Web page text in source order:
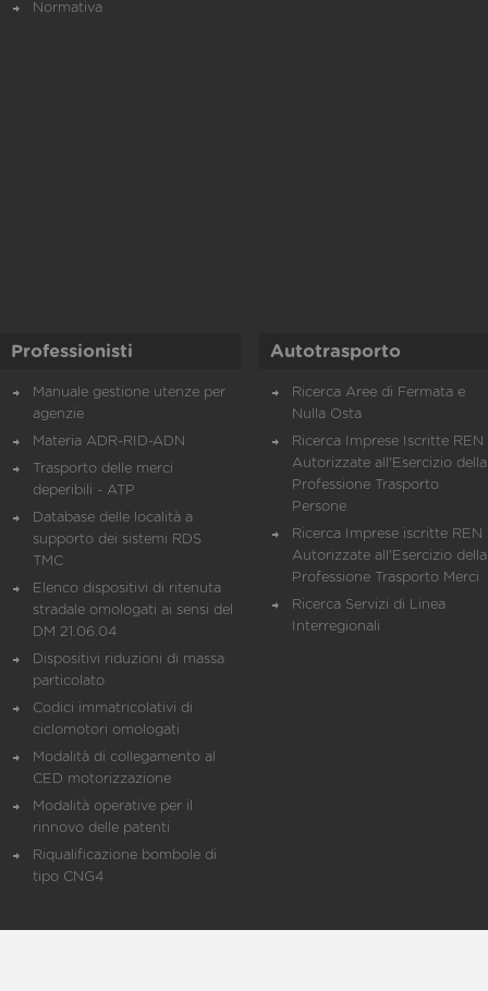
Normativa
Professionisti
Manuale gestione utenze per
agenzie
Materia ADR-RID-ADN
Trasporto delle merci
deperibili - ATP
Database delle località a
supporto dei sistemi RDS
TMC
Elenco dispositivi di ritenuta
stradale omologati ai sensi del
DM 21.06.04
Dispositivi riduzioni di massa
particolato
Codici immatricolativi di
ciclomotori omologati
Modalità di collegamento al
CED motorizzazione
Modalità operative per il
rinnovo delle patenti
Riqualificazione bombole di
tipo CNG4
Autotrasporto
Ricerca Aree di Fermata e
Nulla Osta
Ricerca Imprese Iscritte REN
Autorizzate all'Esercizio della
Professione Trasporto
Persone
Ricerca Imprese iscritte REN
Autorizzate all'Esercizio della
Professione Trasporto Merci
Ricerca Servizi di Linea
Interregionali